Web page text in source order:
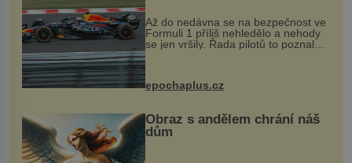
Až do nedávna se na bezpečnost ve
Formuli 1 příliš nehledělo a nehody
se jen vršily. Řada pilotů to poznala
na vlastní kůži, často s trvalými
následky nebo bohužel i ztrátou
života. Dnes nepochopiteln...
epochaplus.cz
Obraz s andělem chrání náš
dům